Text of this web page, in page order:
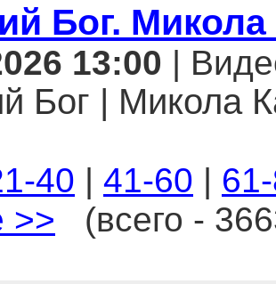
Бог. Микола
13:00 |
Бог | Микола
40 | 41-60 |
>> (всего -